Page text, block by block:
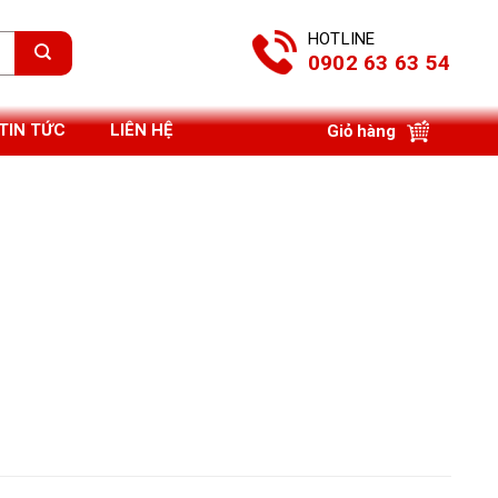
HOTLINE
0902 63 63 54
TỨC LIÊN HỆ Giỏ hàng